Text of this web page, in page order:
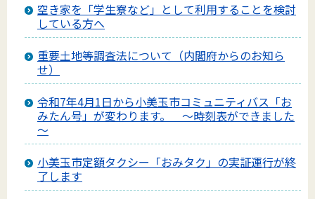
空き家を「学生寮など」として利用することを検討
している方へ
重要土地等調査法について（内閣府からのお知ら
せ）
令和7年4月1日から小美玉市コミュニティバス「お
みたん号」が変わります。 ～時刻表ができました
～
小美玉市定額タクシー「おみタク」の実証運行が終
了します